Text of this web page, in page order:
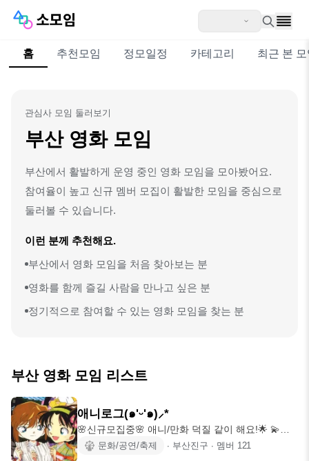
홈 추천모임 정모일정 카테고리 최근 본
관심사 모임 둘러보기
부산 영화 모임
부산에서 활발하게 운영 중인 영화 모임을 모아봤어요.
참여율이 높고 신규 멤버 모집이 활발한 모임을 중심으로
둘러볼 수 있습니다.
이런 분께 추천해요.
부산에서 영화 모임을 처음 찾아보는 분
영화를 함께 즐길 사람을 만나고 싶은 분
정기적으로 참여할 수 있는 영화 모임을 찾는 분
부산 영화 모임 리스트
애니로그(๑'ᵕ'๑)⸝*
🌸신규모집중🌸 애니/만화 덕질 같이 해요!🌟 💫
2025.07.31 개설 😉 정원 150명 장르불문, 신작부
문화/공연/축제 ∙ 부산진구 ∙ 멤버 121